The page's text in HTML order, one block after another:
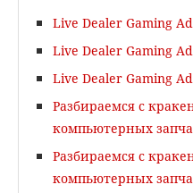
Live Dealer Gaming
Live Dealer Gaming
Live Dealer Gaming
Разбираемся с
компьютерных
Разбираемся с
компьютерных